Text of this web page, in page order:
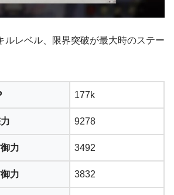
ルレベル、限界突破が最大時のステー
177k
9278
力 3492
力 3832